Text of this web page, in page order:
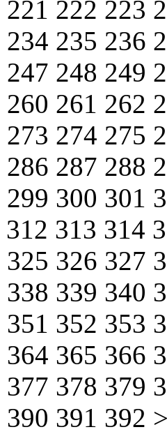
221 222 223
234 235 236
247 248 249
260 261 262
273 274 275
286 287 288
299 300 301
312 313 314
325 326 327
338 339 340
351 352 353
364 365 366
377 378 379
390 391 392